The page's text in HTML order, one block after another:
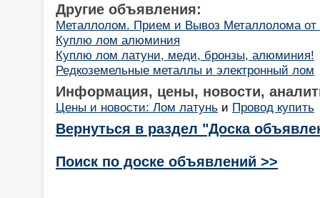
Другие объявления:
Металлолом. Прием и Вывоз Металлолома
Куплю лом алюминия
Куплю лом латуни, меди, бронзы, алюминия!
Редкоземельные металлы и электронный лом
Информация, цены, новости,
Цены и новости: Лом латунь и Провод купить
Вернуться в раздел "Доска
Поиск по доске объявлений >>